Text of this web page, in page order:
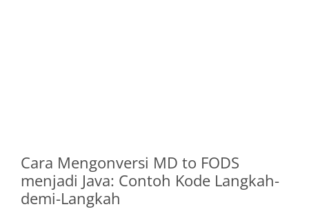
Cara Mengonversi MD to FODS
menjadi Java: Contoh Kode Langkah-
demi-Langkah